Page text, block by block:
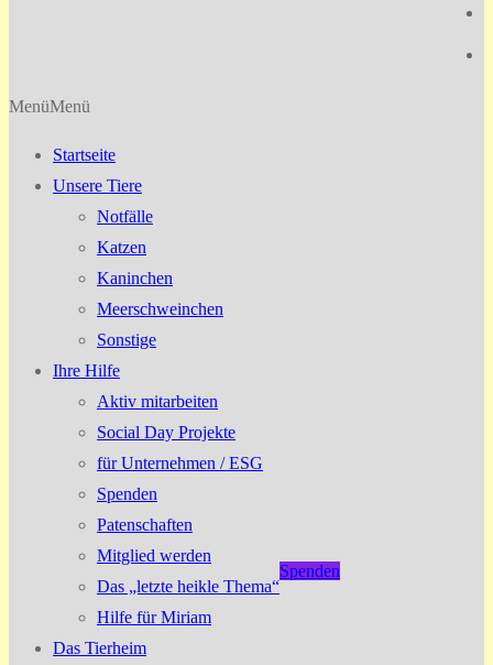
MenüMenü
Startseite
Unsere Tiere
Notfälle
Katzen
Kaninchen
Meerschweinchen
Sonstige
Ihre Hilfe
Aktiv mitarbeiten
Social Day Projekte
für Unternehmen / ESG
Spenden
Patenschaften
Mitglied werden
Das „letzte heikle Thema“
Hilfe für Miriam
Das Tierheim
Spenden